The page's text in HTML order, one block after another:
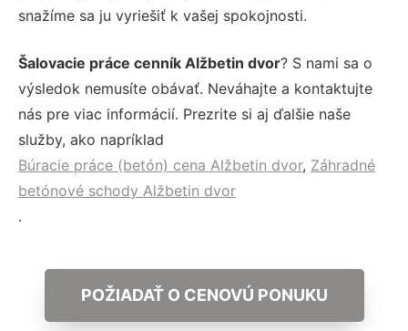
snažíme sa ju vyriešiť k vašej spokojnosti.
Šalovacie práce cenník Alžbetin dvor? S nami sa o
výsledok nemusíte obávať. Neváhajte a kontaktujte
nás pre viac informácií. Prezrite si aj ďalšie naše
služby, ako napríklad
Búracie práce (betón) cena Alžbetin dvor, Záhradné
betónové schody Alžbetin dvor
.
POŽIADAŤ O CENOVÚ PONUKU